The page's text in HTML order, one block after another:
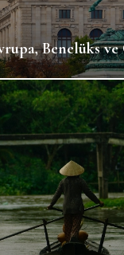
Benelüks